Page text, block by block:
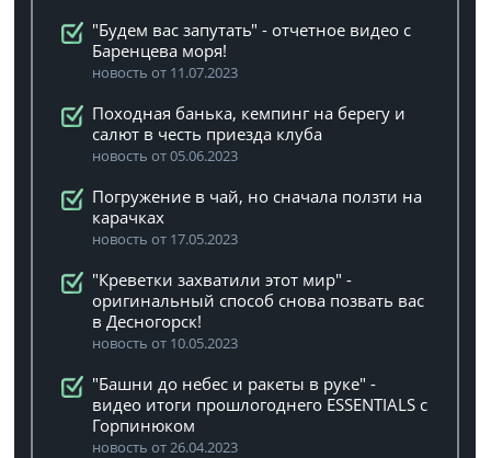
"Будем вас запутать" - отчетное видео с
Баренцева моря!
новость от 11.07.2023
Походная банька, кемпинг на берегу и
салют в честь приезда клуба
новость от 05.06.2023
Погружение в чай, но сначала ползти на
карачках
новость от 17.05.2023
"Креветки захватили этот мир" -
оригинальный способ снова позвать вас
в Десногорск!
новость от 10.05.2023
"Башни до небес и ракеты в руке" -
видео итоги прошлогоднего ESSENTIALS с
Горпинюком
новость от 26.04.2023